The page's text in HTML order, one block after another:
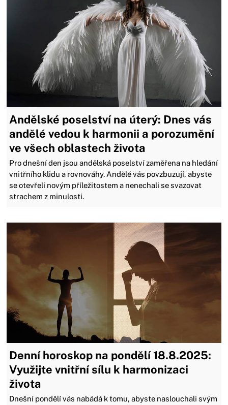
Andělské poselství na úterý: Dnes vás
andělé vedou k harmonii a porozumění
ve všech oblastech života
Pro dnešní den jsou andělská poselství zaměřena na hledání
vnitřního klidu a rovnováhy. Andělé vás povzbuzují, abyste
se otevřeli novým příležitostem a nenechali se svazovat
strachem z minulosti.
Denní horoskop na pondělí 18.8.2025:
Využijte vnitřní sílu k harmonizaci
života
Dnešní pondělí vás nabádá k tomu, abyste naslouchali svým